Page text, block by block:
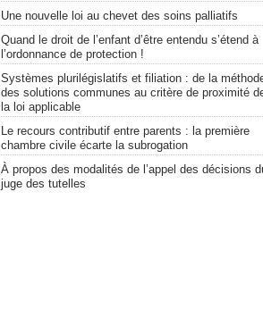
Une nouvelle loi au chevet des soins palliatifs
Quand le droit de l’enfant d’être entendu s’étend à
l’ordonnance de protection !
Systèmes plurilégislatifs et filiation : de la
des solutions communes au critère de proximité
la loi applicable
Le recours contributif entre parents : la première
chambre civile écarte la subrogation
À propos des modalités de l’appel des décisions
juge des tutelles